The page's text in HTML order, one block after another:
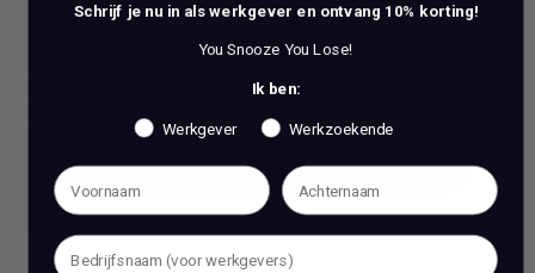
Ben je op zoek naar meer dan alleen reguliere
coaching? Bij ons, Vacature Via, kun je dan in
gesprek met 1 van onze experts.
BOEK EEN 70 MIN CONSULT
BOEK EEN 70 MIN CONSULT
Schrijf je nu in als werkgever en ontvang 10% korting!
You Snooze You Lose!
Ik ben:
Werkgever Werkzoekende